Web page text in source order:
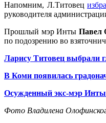
Напомним, Л.Титовец
руководителя
Прошлый мэр Инты Павел
по подозрению во
Ларису Титовец выбрали
В Коми появилась
Осужденный экс-мэр Инты
Фото Владилена